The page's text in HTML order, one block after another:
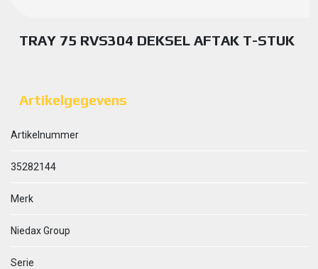
TRAY 75 RVS304 DEKSEL AFTAK T-STUK
Artikelgegevens
Artikelnummer
35282144
Merk
Niedax Group
Serie